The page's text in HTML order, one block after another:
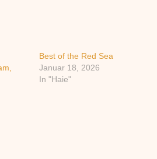
Best of the Red Sea
Januar 18, 2026
In "Haie"